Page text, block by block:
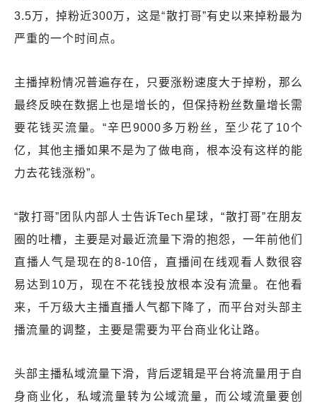
3.5万，掉粉近300万，这是“散打哥”有史以来掉粉最为
严重的一个时间点。
主播掉粉情况普遍存在，只要涨粉速度大于掉粉，那么
最终反映在数据上也是增长的，但保持粉丝数量增长需
要花钱买流量。“辛巴9000多万粉丝，至少花了10个
亿，其他主播如果不是为了做电商，根本没有这样的能
力去花钱涨粉”。
“散打哥”团队内部人士告诉Tech星球，“散打哥”在朋友
圈的吐槽，主要是对最近流量下滑的抱怨，一年前他们
直播人气是现在的8-10倍，直播间在线观看人数很容
易达到10万，现在不花钱投放根本没有流量。在他看
来，千万级大主播直播人气都下降了，而平台对头部主
播流量的调整，主要是需要为平台商业化让路。
头部主播私域流量下滑，背后逻辑是平台将流量用于自
身商业化，私域流量转为公域流量，而公域流量要创